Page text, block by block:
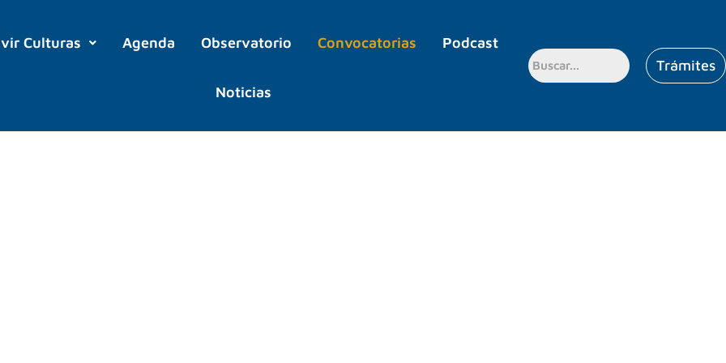
Culturas Agenda Observatorio Convocatorias Podcast
Noticias
Trámites